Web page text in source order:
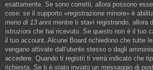
esattamente. Se sono corretti, allora possono
cose: se il supporto «registrazione minore» è
meno di 13 anni mentre ti stavi registrando, allora
istruzioni che hai ricevuto. Se questo non è il tuo
il tuo account. Alcune Board richiedono che tutte
vengano attivate dall’utente stesso o dagli
accedere. Quando ti registri ti verrà indicato che
richiesta. Se ti è stato inviato un messaggio di